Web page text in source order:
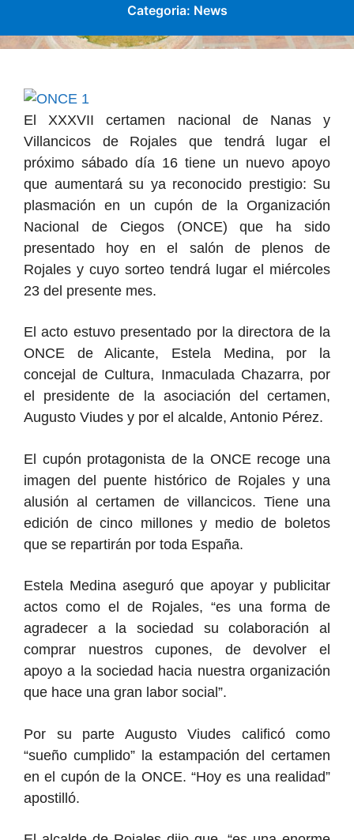
Categoria: News
El XXXVII certamen nacional de Nanas y
Villancicos de Rojales que tendrá lugar el
próximo sábado día 16 tiene un nuevo apoyo
que aumentará su ya reconocido prestigio: Su
plasmación en un cupón de la Organización
Nacional de Ciegos (ONCE) que ha sido
presentado hoy en el salón de plenos de
Rojales y cuyo sorteo tendrá lugar el miércoles
23 del presente mes.
El acto estuvo presentado por la directora de la
ONCE de Alicante, Estela Medina, por la
concejal de Cultura, Inmaculada Chazarra, por
el presidente de la asociación del certamen,
Augusto Viudes y por el alcalde, Antonio Pérez.
El cupón protagonista de la ONCE recoge una
imagen del puente histórico de Rojales y una
alusión al certamen de villancicos. Tiene una
edición de cinco millones y medio de boletos
que se repartirán por toda España.
Estela Medina aseguró que apoyar y publicitar
actos como el de Rojales, “es una forma de
agradecer a la sociedad su colaboración al
comprar nuestros cupones, de devolver el
apoyo a la sociedad hacia nuestra organización
que hace una gran labor social”.
Por su parte Augusto Viudes calificó como
“sueño cumplido” la estampación del certamen
en el cupón de la ONCE. “Hoy es una realidad”
apostilló.